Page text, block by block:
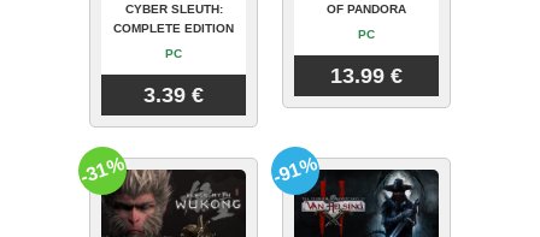
CYBER SLEUTH:
COMPLETE EDITION
PC
3.39 €
OF PANDORA
PC
13.99 €
-31% -91%